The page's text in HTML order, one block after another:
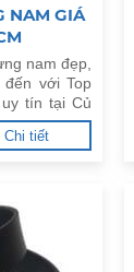
NAM GIÁ
nam đẹp,
với Top
tín tại Củ
Chi tiết